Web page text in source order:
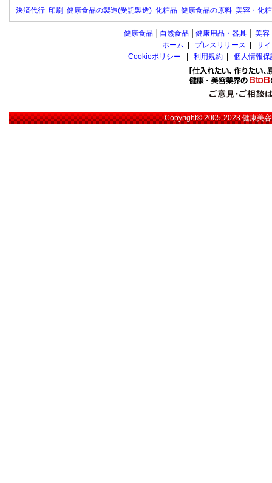
決済代行 印刷 健康食品の製造(受託製造) 化粧品 健康食品の原料 美容・化
健康食品 自然食品 健康用品・器具 美容
ホーム
プレスリリース
サ
Cookieポリシー
利用規約 個人情報
Copyright© 2005-2023健康美